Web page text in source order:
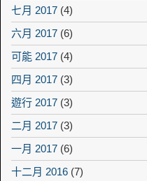
七月 2017 (4)
六月 2017 (6)
可能 2017 (4)
四月 2017 (3)
遊行 2017 (3)
二月 2017 (3)
一月 2017 (6)
十二月 2016 (7)